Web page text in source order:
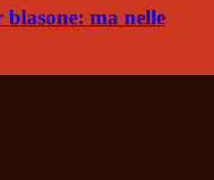
ma nelle